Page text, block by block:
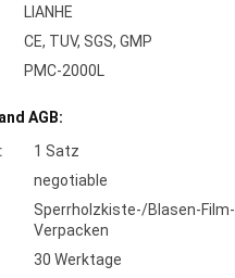
LIANHE
CE, TUV, SGS, GMP
PMC-2000L
AGB:
1 Satz
negotiable
Sperrholzkiste-/Blasen-Film-
Verpacken
30 Werktage